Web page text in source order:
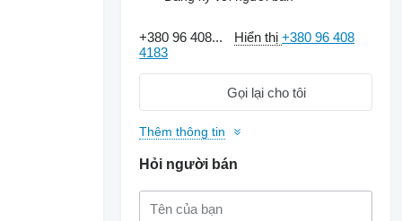
+380 96 408... Hiển thị+380 96 408
4183
Gọi lại cho tôi
Thêm thông tin
Hỏi người bán